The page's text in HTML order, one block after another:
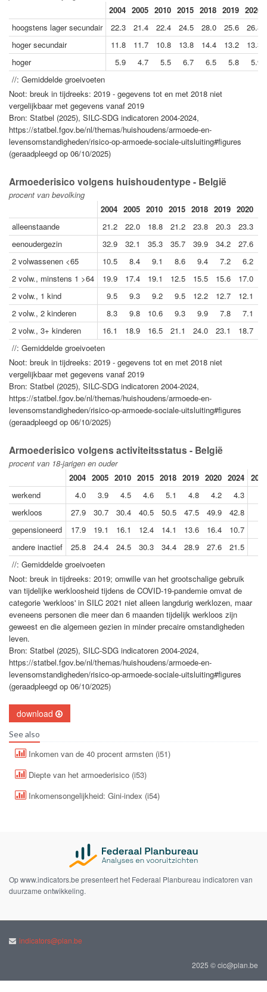
2004 2005 2010 2015 2018 2019 2020
hoogstens lager secundair
22.3 21.4 22.4 24.5 28.0 25.6
26.8
hoger secundair
11.8 11.7 10.8 13.8 14.4 13.2
13.3
hoger
5.9 4.7 5.5 6.7 6.5 5.8
5.9
//: Gemiddelde groeivoeten
Noot: breuk in tijdreeks: 2019 - gegevens tot en met 2018 niet
vergelijkbaar met gegevens vanaf 2019
Bron: Statbel (2025), SILC-SDG indicatoren 2004-2024,
https://statbel.fgov.be/nl/themas/huishoudens/armoede-en-
levensomstandigheden/risico-op-armoede-sociale-uitsluiting#figures
(geraadpleegd op 06/10/2025)
Armoederisico volgens huishoudentype - België
procent van bevolking
2004 2005 2010 2015 2018 2019 2020
alleenstaande
21.2 22.0 18.8 21.2 23.8 20.3 23.3
eenoudergezin
32.9 32.1 35.3 35.7 39.9 34.2 27.6
2 volwassenen <65
10.5 8.4 9.1 8.6 9.4 7.2 6.2
2 volw., minstens 1 >64
19.9 17.4 19.1 12.5 15.5 15.6 17.0
2 volw., 1 kind
9.5 9.3 9.2 9.5 12.2 12.7 12.1
2 volw., 2 kinderen
8.3 9.8 10.6 9.3 9.9 7.8 7.1
2 volw., 3+ kinderen
16.1 18.9 16.5 21.1 24.0 23.1 18.7
//: Gemiddelde groeivoeten
Noot: breuk in tijdreeks: 2019 - gegevens tot en met 2018 niet
vergelijkbaar met gegevens vanaf 2019
Bron: Statbel (2025), SILC-SDG indicatoren 2004-2024,
https://statbel.fgov.be/nl/themas/huishoudens/armoede-en-
levensomstandigheden/risico-op-armoede-sociale-uitsluiting#figures
(geraadpleegd op 06/10/2025)
Armoederisico volgens activiteitsstatus - België
procent van 18-jarigen en ouder
2004 2005 2010 2015 2018 2019 2020 2024
werkend
4.0 3.9 4.5 4.6 5.1 4.8 4.2
4.3
werkloos
27.9 30.7 30.4 40.5 50.5 47.5 49.9
42.8
gepensioneerd
17.9 19.1 16.1 12.4 14.1 13.6 16.4
10.7
andere inactief
25.8 24.4 24.5 30.3 34.4 28.9 27.6
21.5
//: Gemiddelde groeivoeten
Noot: breuk in tijdreeks: 2019; omwille van het grootschalige gebruik
van tijdelijke werkloosheid tijdens de COVID-19-pandemie omvat de
categorie 'werkloos' in SILC 2021 niet alleen langdurig werklozen, maar
eveneens personen die meer dan 6 maanden tijdelijk werkloos zijn
geweest en die algemeen gezien in minder precaire omstandigheden
leven.
Bron: Statbel (2025), SILC-SDG indicatoren 2004-2024,
https://statbel.fgov.be/nl/themas/huishoudens/armoede-en-
levensomstandigheden/risico-op-armoede-sociale-uitsluiting#figures
(geraadpleegd op 06/10/2025)
download
See also
Inkomen van de 40 procent armsten (i51)
Diepte van het armoederisico (i53)
Inkomensongelijkheid: Gini-index (i54)
Op www.indicators.be presenteert het Federaal Planbureau indicatoren van
duurzame ontwikkeling.
indicators@plan.be
2025 © cic@plan.be